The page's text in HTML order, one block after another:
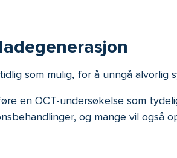
som mulig, for å unngå alvorlig
en OCT-undersøkelse som
og mange vil også